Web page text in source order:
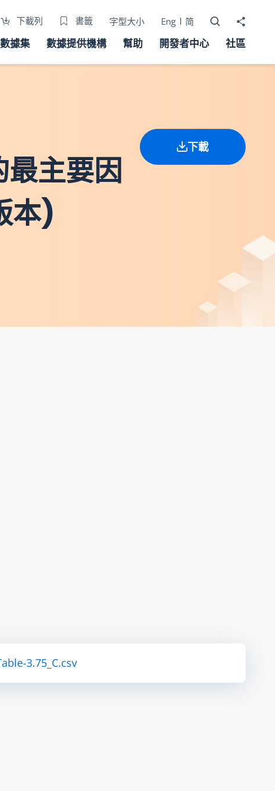
下載列 書籤 字型大小 Eng 简 打開搜尋器
分享至
數據集 數據提供機構 幫助 開發者中心 社區
主要因
本)
下載
3.75_C.csv